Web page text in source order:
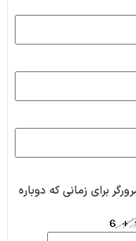
برای زمانی که دوباره